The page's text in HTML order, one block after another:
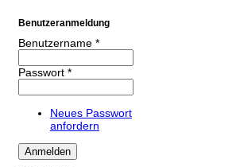
Benutzeranmeldung
Benutzername *
Passwort *
Neues Passwort
anfordern